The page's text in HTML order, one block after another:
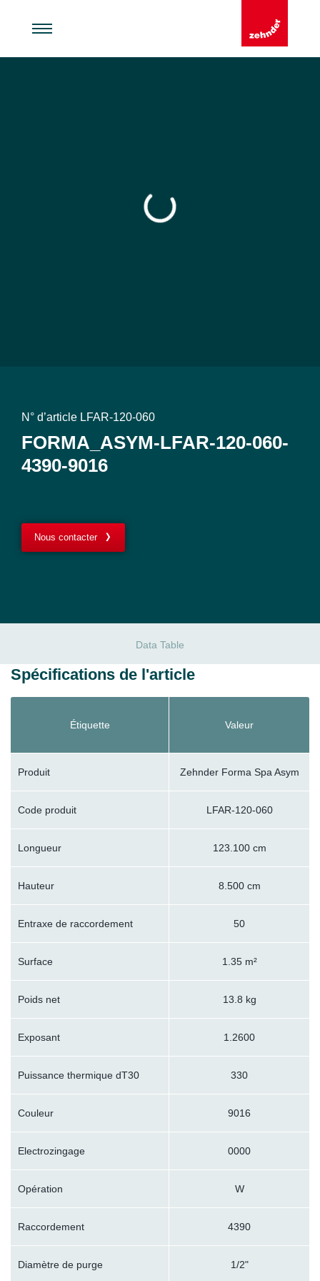
N° d’article LFAR-120-060
FORMA_ASYM-LFAR-120-060-
4390-9016
Nous contacter
Data Table
Spécifications de l'article
Étiquette Valeur
Produit Zehnder Forma Spa Asym
Code produit LFAR-120-060
Longueur 123.100 cm
Hauteur 8.500 cm
Entraxe de raccordement 50
Surface 1.35 m²
Poids net 13.8 kg
Exposant 1.2600
Puissance thermique dT30 330
Couleur 9016
Electrozingage 0000
Opération W
Raccordement 4390
Diamètre de purge 1/2"